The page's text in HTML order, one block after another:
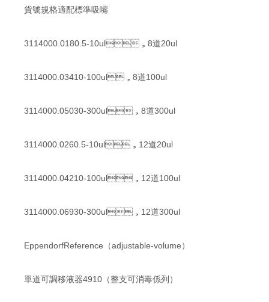
貨號規格適配標準吸嘴
3114000.0180.5-10ul，8道20ul
3114000.03410-100ul，8道100ul
3114000.05030-300ul，8道300ul
3114000.0260.5-10ul，12道20ul
3114000.04210-100ul，12道100ul
3114000.06930-300ul，12道300ul
EppendorfReference（adjustable-volume）
單道可調移液器4910（整支可消毒係列）